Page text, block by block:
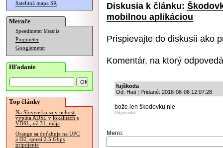
Satelitná mapa SR
Merače
Speedmeter Merania
Pingmeter
Googlemeter
Hľadanie
Top články
Na Slovensku sa v tichosti
vypína ADSL v lokalitách s
VDSL, už 31. mája
Orange sa doťahuje na UPC
a O2, spustí 2.5 Gbps
pripojenie
Diskusia k článku:
mobilnou aplikáciou
Prispievajte do diskusií ako
Komentár, na ktorý
fujškoda
Od: Hati | Pridané: 2018-08-06 12:07:28
bože len škodovku nie
Odpovedať
Meno: